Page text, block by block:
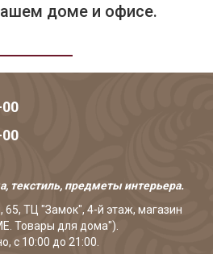
доме и офисе.
текстиль, предметы интерьера.
65, ТЦ "Замок", 4-й этаж, магазин
Товары для дома").
с 10:00 до 21:00.